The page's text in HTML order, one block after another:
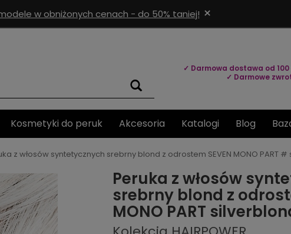
w obniżonych cenach - do 50% taniej! ×
✓ Darmowa dostawa od 100
✓ Darmowe
Kosmetyki do peruk Akcesoria Katalogi Blog
z włosów syntetycznych srebrny blond z odrostem SEVEN MONO PART
Peruka z włosów
srebrny blond z
MONO PART